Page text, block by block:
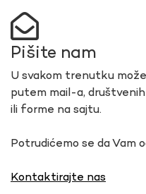
Pišite nam
U svakom trenutku
putem mail-a,
ili forme na sajtu.
Potrudićemo se da Vam
Kontaktirajte nas